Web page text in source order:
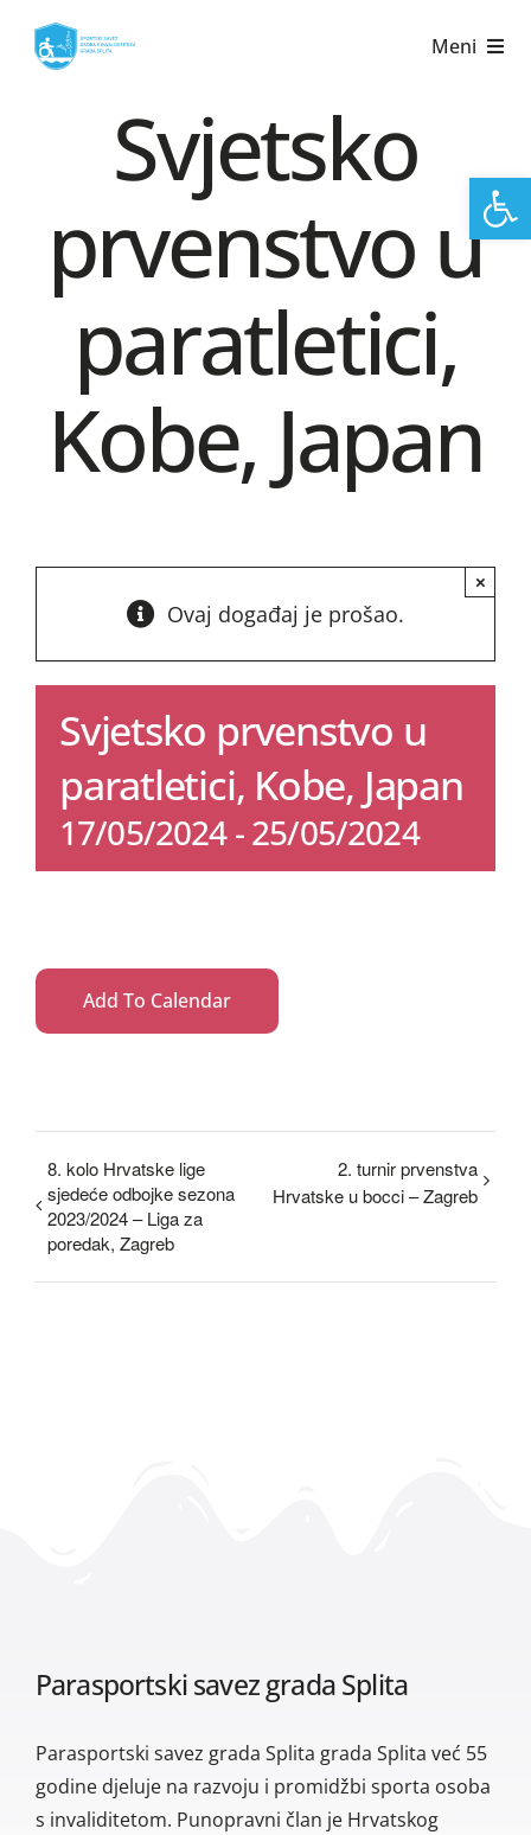
Meni
Svjetsko
prvenstvo u
paratletici,
Kobe, Japan
Ovaj događaj je prošao.
×
Svjetsko prvenstvo u
paratletici, Kobe, Japan
17/05/2024-25/05/2024
Add To Calendar
8. kolo Hrvatske lige
sjedeće odbojke sezona
2023/2024 – Liga za
poredak, Zagreb
2. turnir prvenstva
Hrvatske u bocci – Zagreb
Parasportski savez grada Splita
Parasportski savez grada Splita grada Splita već 55
godine djeluje na razvoju i promidžbi sporta osoba
s invaliditetom. Punopravni član je Hrvatskog